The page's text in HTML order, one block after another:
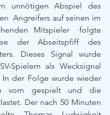
unnötigen Abspiel des
Angreifers auf seinen im
Mitspieler  folgte
der Abseitspfiff des
Dieses Signal wurde
Spielern als Wecksignal
In der Folge wurde wieder
vorn gespielt und die
Der nach 50 Minuten